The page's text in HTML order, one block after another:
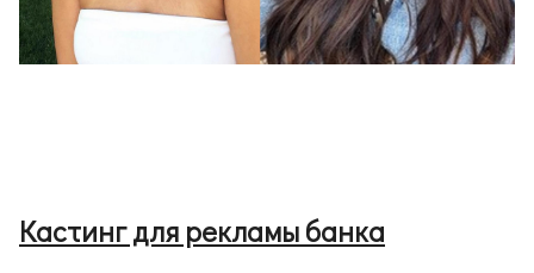
Кастинг для рекламы банка